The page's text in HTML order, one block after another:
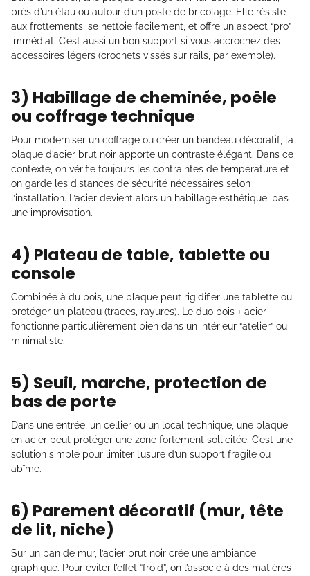
près d’un étau ou autour d’un poste de bricolage. Elle résiste
aux frottements, se nettoie facilement, et offre un aspect “pro”
immédiat. C’est aussi un bon support si vous accrochez des
accessoires légers (crochets vissés sur rails, par exemple).
3) Habillage de cheminée, poêle
ou coffrage technique
Pour moderniser un coffrage ou créer un bandeau décoratif, la
plaque d’acier brut noir apporte un contraste élégant. Dans ce
contexte, on vérifie toujours les contraintes de température et
on garde les distances de sécurité nécessaires selon
l’installation. L’acier devient alors un habillage esthétique, pas
une improvisation.
4) Plateau de table, tablette ou
console
Combinée à du bois, une plaque peut rigidifier une tablette ou
protéger un plateau (traces, rayures). Le duo bois + acier
fonctionne particulièrement bien dans un intérieur “atelier” ou
minimaliste.
5) Seuil, marche, protection de
bas de porte
Dans une entrée, un cellier ou un local technique, une plaque
en acier peut protéger une zone fortement sollicitée. C’est une
solution simple pour limiter l’usure d’un support fragile ou
abîmé.
6) Parement décoratif (mur, tête
de lit, niche)
Sur un pan de mur, l’acier brut noir crée une ambiance
graphique. Pour éviter l’effet “froid”, on l’associe à des matières